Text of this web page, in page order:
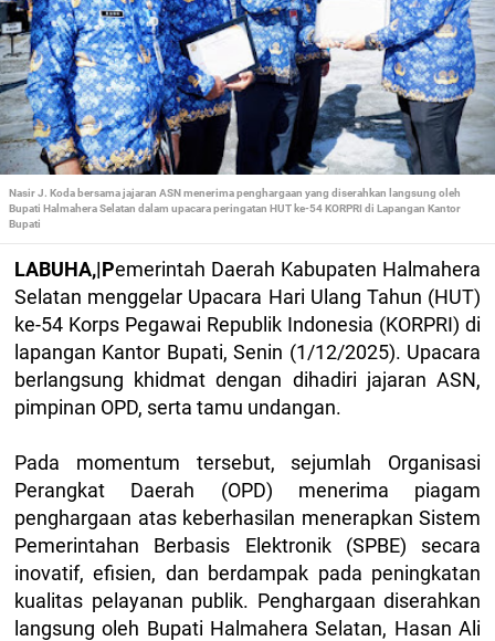
Nasir J. Koda bersama jajaran ASN menerima penghargaan yang diserahkan langsung oleh
Bupati Halmahera Selatan dalam upacara peringatan HUT ke-54 KORPRI di Lapangan Kantor
Bupati
LABUHA,|Pemerintah Daerah Kabupaten Halmahera
Selatan menggelar Upacara Hari Ulang Tahun (HUT)
ke-54 Korps Pegawai Republik Indonesia (KORPRI) di
lapangan Kantor Bupati, Senin (1/12/2025). Upacara
berlangsung khidmat dengan dihadiri jajaran ASN,
pimpinan OPD, serta tamu undangan.
Pada momentum tersebut, sejumlah Organisasi
Perangkat Daerah (OPD) menerima piagam
penghargaan atas keberhasilan menerapkan Sistem
Pemerintahan Berbasis Elektronik (SPBE) secara
inovatif, efisien, dan berdampak pada peningkatan
kualitas pelayanan publik. Penghargaan diserahkan
langsung oleh Bupati Halmahera Selatan, Hasan Ali